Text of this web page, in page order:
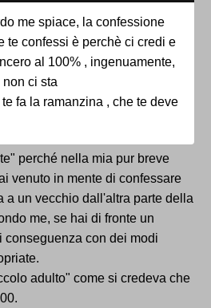
me spiace, la confessione
te confessi è perchè ci credi e
al 100% , ingenuamente,
ci sta
fa la ramanzina , che te deve
perché nella mia pur breve
venuto in mente di confessare
a un vecchio dall'altra parte della
me, se hai di fronte un
conseguenza con dei modi
adulto" come si credeva che